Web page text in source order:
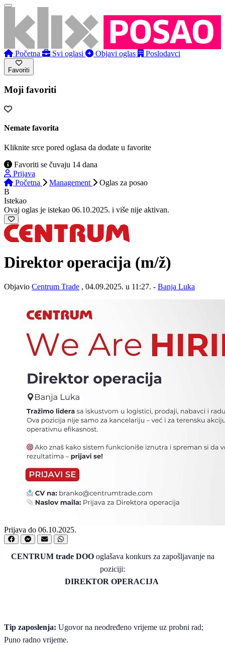
Početna Svi oglasi Objavi oglas Poslodavci
Favoriti
Moji favoriti
Nemate favorita
Kliknite srce pored oglasa da dodate u favorite
Favoriti se čuvaju 14 dana
Prijava
Početna
Management Oglas za posao
B
Istekao
Ovaj oglas je istekao 06.10.2025. i više nije aktivan.
Direktor operacija (m/ž)
Objavio Centrum Trade , 04.09.2025. u 11:27. - Banja Luka
Prijava do 06.10.2025.
CENTRUM trade DOOoglašava konkurs za zapošljavanje na
poziciji:
DIREKTOR OPERACIJA
Tip zaposlenja: Ugovor na neodređeno vrijeme uz probni rad;
Puno radno vrijeme.